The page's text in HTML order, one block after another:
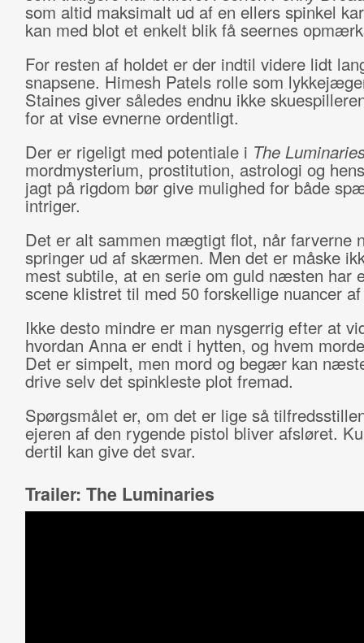
som altid maksimalt ud af en ellers spinkel
kan med blot et enkelt blik få seernes
For resten af holdet er der indtil videre lidt
snapsene. Himesh Patels rolle som
Staines giver således endnu ikke
for at vise evnerne ordentligt.
Der er rigeligt med potentiale i The
mordmysterium, prostitution, astrologi og
jagt på rigdom bør give mulighed for både
intriger.
Det er alt sammen mægtigt flot, når farverne
springer ud af skærmen. Men det er måske
mest subtile, at en serie om guld næsten har
scene klistret til med 50 forskellige nuancer
Ikke desto mindre er man nysgerrig efter at
hvordan Anna er endt i hytten, og hvem
Det er simpelt, men mord og begær kan
drive selv det spinkleste plot fremad.
Spørgsmålet er, om det er lige så
ejeren af den rygende pistol bliver afsløret.
dertil kan give det svar.
Trailer: The Luminaries